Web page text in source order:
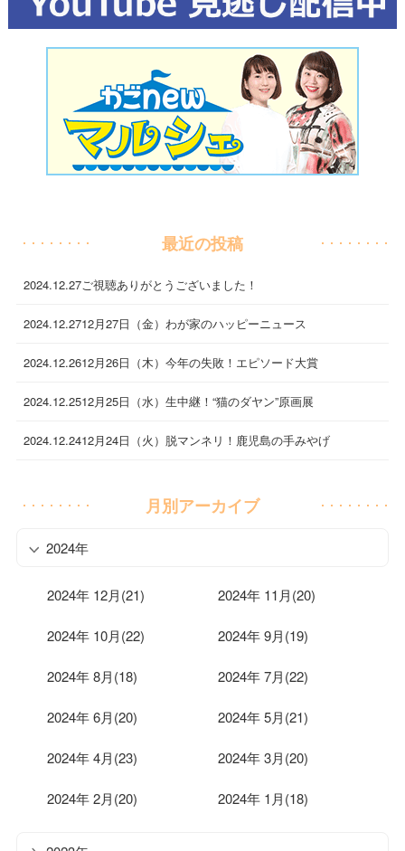
最近の投稿
2024.12.27ご視聴ありがとうございました！
2024.12.2712月27日（金）わが家のハッピーニュース
2024.12.2612月26日（木）今年の失敗！エピソード大賞
2024.12.2512月25日（水）生中継！“猫のダヤン”原画展
2024.12.2412月24日（火）脱マンネリ！鹿児島の手みやげ
月別アーカイブ
2024年
2024年 12月(21) 2024年 11月(20)
2024年 10月(22) 2024年 9月(19)
2024年 8月(18) 2024年 7月(22)
2024年 6月(20) 2024年 5月(21)
2024年 4月(23) 2024年 3月(20)
2024年 2月(20) 2024年 1月(18)